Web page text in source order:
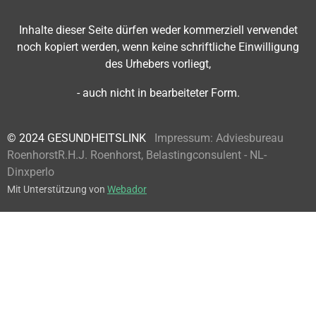
Inhalte dieser Seitedürfen weder kommerziell verwendet
noch kopiert werden, wenn keine schriftliche Einwilligung
des Urhebers vorliegt,
- auch nicht in bearbeiteter Form.
© 2024 GESUNDHEITSLINK Impressum: Adviesbureau
RoenhorstR.H.J. Roenhorst, Belastingconsulent - NL-
Dinxperlo
Mit Unterstützung von Webador